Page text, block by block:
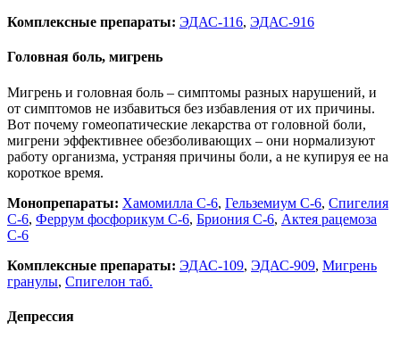
Комплексные препараты: ЭДАС-116, ЭДАС-916
Головная боль, мигрень
Мигрень и головная боль – симптомы разных нарушений, и
от симптомов не избавиться без избавления от их причины.
Вот почему гомеопатические лекарства от головной боли,
мигрени эффективнее обезболивающих – они нормализуют
работу организма, устраняя причины боли, а не купируя ее на
короткое время.
Монопрепараты: Хамомилла С-6, Гельземиум С-6, Спигелия
С-6, Феррум фосфорикум С-6, Бриония С-6, Актея рацемоза
С-6
Комплексные препараты: ЭДАС-109, ЭДАС-909, Мигрень
гранулы, Спигелон таб.
Депрессия